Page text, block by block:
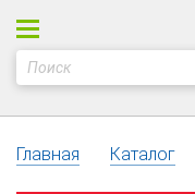
Главная Каталог